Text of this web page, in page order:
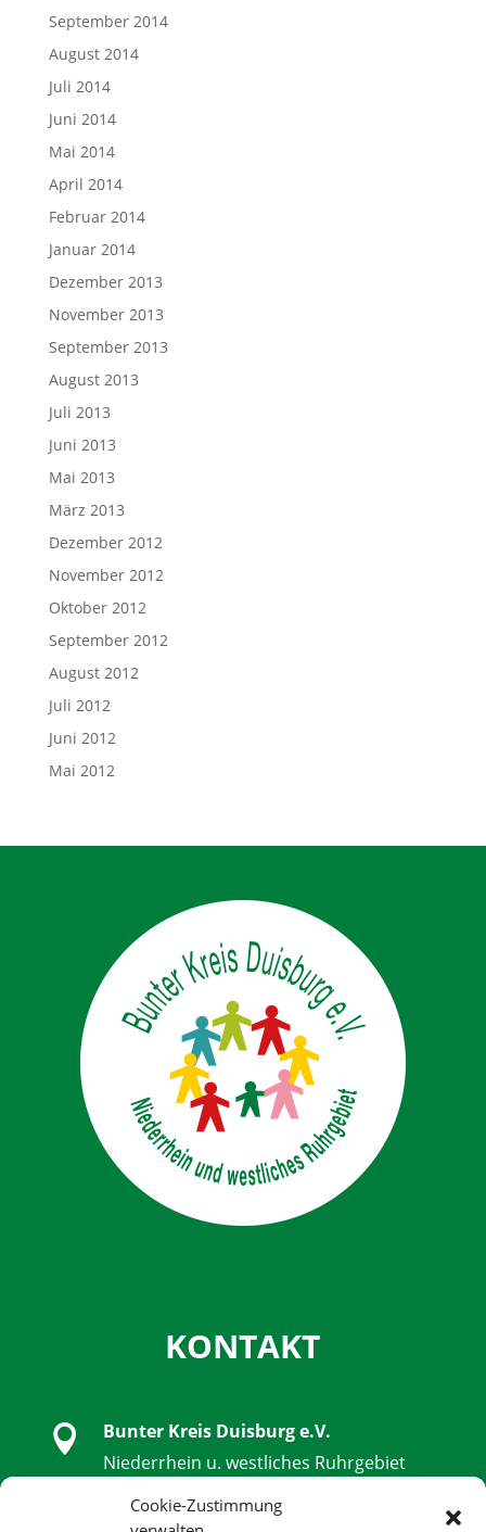
Cookie-Zustimmung
September 2014
August 2014
Juli 2014
Juni 2014
Mai 2014
April 2014
Februar 2014
Januar 2014
Dezember 2013
November 2013
September 2013
August 2013
Juli 2013
Juni 2013
Mai 2013
März 2013
Dezember 2012
November 2012
Oktober 2012
September 2012
August 2012
Juli 2012
Juni 2012
Mai 2012
KONTAKT

Bunter Kreis Duisburg e.V.
Niederrhein u. westliches Ruhrgebiet